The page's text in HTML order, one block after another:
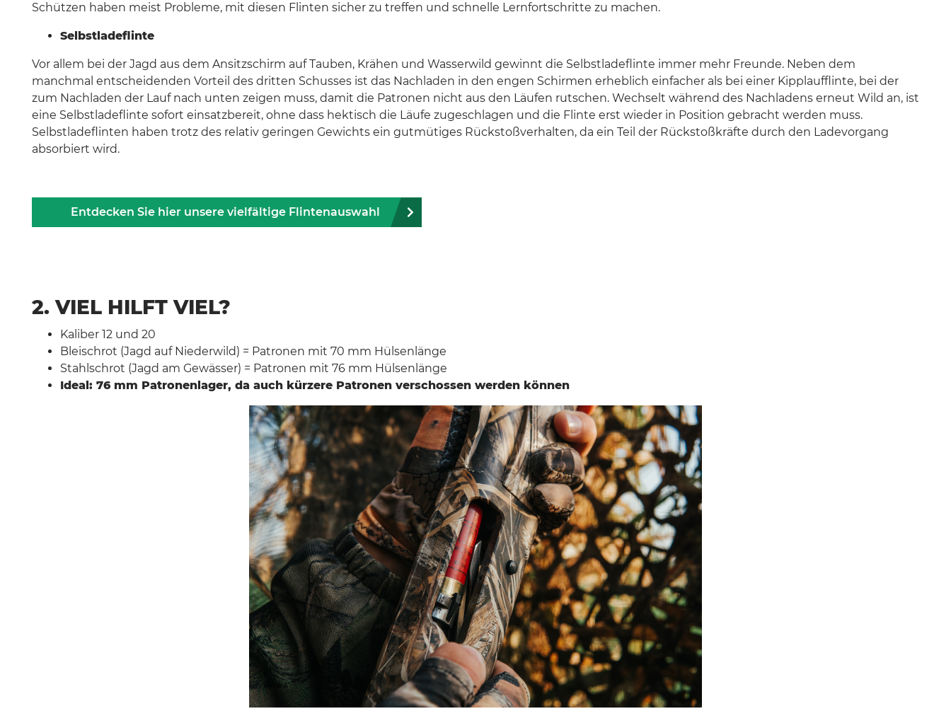
Schützen haben meist Probleme, mit diesen Flinten sicher zu treffen und schnelle Lernfortschritte zu machen.
Selbstladeflinte
Vor allem bei der Jagd aus dem Ansitzschirm auf Tauben, Krähen und Wasserwild gewinnt die Selbstladeflinte immer mehr Freunde. Neben dem
manchmal entscheidenden Vorteil des dritten Schusses ist das Nachladen in den engen Schirmen erheblich einfacher als bei einer Kipplaufflinte, bei der
zum Nachladen der Lauf nach unten zeigen muss, damit die Patronen nicht aus den Läufen rutschen. Wechselt während des Nachladens erneut Wild an, ist
eine Selbstladeflinte sofort einsatzbereit, ohne dass hektisch die Läufe zugeschlagen und die Flinte erst wieder in Position gebracht werden muss.
Selbstladeflinten haben trotz des relativ geringen Gewichts ein gutmütiges Rückstoßverhalten, da ein Teil der Rückstoßkräfte durch den Ladevorgang
absorbiert wird.
Entdecken Sie hier unsere vielfältige Flintenauswahl
2. VIEL HILFT VIEL?
Kaliber 12 und 20
Bleischrot (Jagd auf Niederwild) = Patronen mit 70 mm Hülsenlänge
Stahlschrot (Jagd am Gewässer) = Patronen mit 76 mm Hülsenlänge
Ideal: 76 mm Patronenlager, da auch kürzere Patronen verschossen werden können